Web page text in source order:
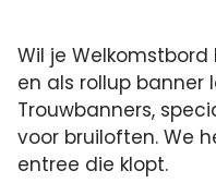
Wil je
en als rollup banner
Trouwbanners,
voor bruiloften. We
entree die klopt.